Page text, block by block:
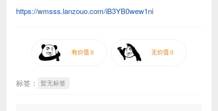
https://wmsss.lanzouo.com/iB3YB0wew1ni
标签： 暂无标签